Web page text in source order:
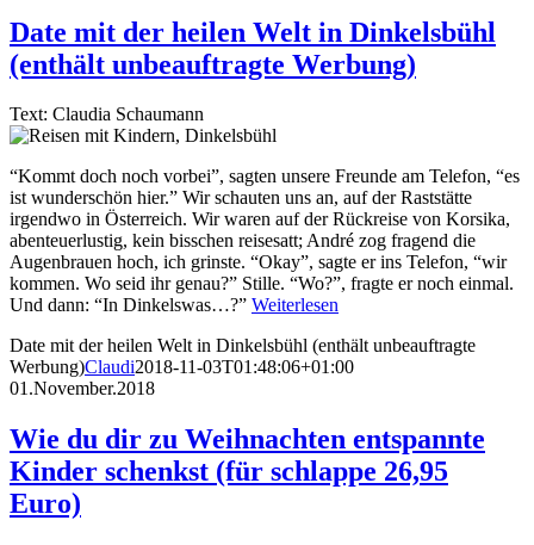
Date mit der heilen Welt in Dinkelsbühl
(enthält unbeauftragte Werbung)
Text: Claudia Schaumann
“Kommt doch noch vorbei”, sagten unsere Freunde am Telefon, “es
ist wunderschön hier.” Wir schauten uns an, auf der Raststätte
irgendwo in Österreich. Wir waren auf der Rückreise von Korsika,
abenteuerlustig, kein bisschen reisesatt; André zog fragend die
Augenbrauen hoch, ich grinste. “Okay”, sagte er ins Telefon, “wir
kommen. Wo seid ihr genau?” Stille. “Wo?”, fragte er noch einmal.
Und dann: “In Dinkelswas…?” Weiterlesen
Date mit der heilen Welt in Dinkelsbühl (enthält unbeauftragte
Werbung)Claudi2018-11-03T01:48:06+01:00
01.November.2018
Wie du dir zu Weihnachten entspannte
Kinder schenkst (für schlappe 26,95
Euro)